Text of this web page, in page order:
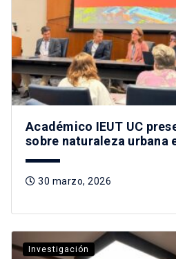
Académico IEUT UC
sobre naturaleza urbana
30 marzo, 2026
Investigación